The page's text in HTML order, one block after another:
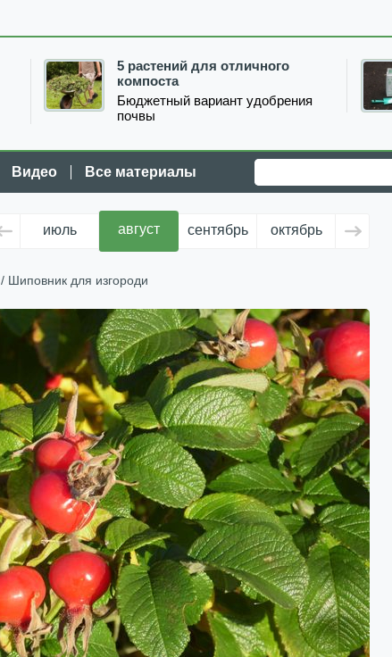
5 растений для отличного
компоста
Бюджетный вариант удобрения
почвы
Видео Все материалы
июль август сентябрь октябрь ноябрь
/ Шиповник для изгороди